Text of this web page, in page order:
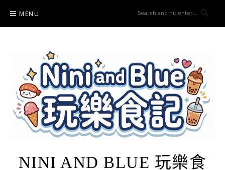
content
MENU
NINI AND BLUE 玩樂食